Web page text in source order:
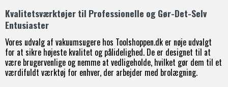
Kvalitetsværktøjer til Professionelle og Gør-Det-Selv
Entusiaster
Vores udvalg af vakuumsugere hos Toolshoppen.dk er nøje udvalgt
for at sikre højeste kvalitet og pålidelighed. De er designet til at
være brugervenlige og nemme at vedligeholde, hvilket gør dem til et
værdifuldt værktøj for enhver, der arbejder med brolægning.